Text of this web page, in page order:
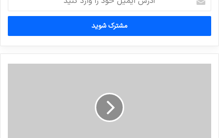
ایمیل
خود
وارد
کنید